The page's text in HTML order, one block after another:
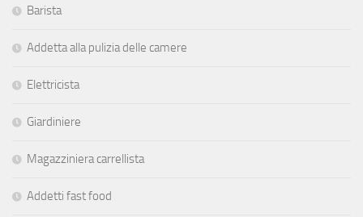
Barista
Addetta alla pulizia delle camere
Elettricista
Giardiniere
Magazziniera carrellista
Addetti fast food